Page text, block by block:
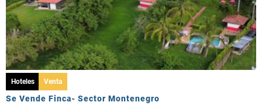
Hoteles Venta
Se Vende Finca- Sector Montenegro